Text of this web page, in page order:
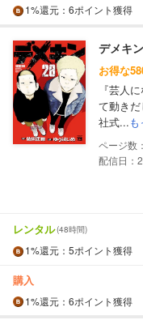
1%還元 ：6ポイント獲得
デメキ
お得な
『芸人
て動き
社式...
配信日：
レンタル(48時間)
1%還元 ：5ポイント獲得
購入
1%還元 ：6ポイント獲得